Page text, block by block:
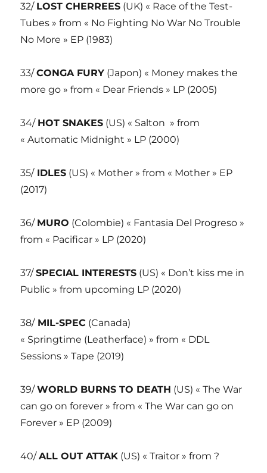
32/ LOST CHERREES (UK) « Race of the Test-
Tubes » from « No Fighting No War No Trouble
No More » EP (1983)
33/CONGA FURY (Japon) « Money makes the
more go » from « Dear Friends » LP (2005)
34/ HOT SNAKES (US) « Salton » from
« Automatic Midnight » LP (2000)
35/IDLES (US) « Mother » from « Mother » EP
(2017)
36/ MURO (Colombie) « Fantasia Del Progreso »
from « Pacificar » LP (2020)
37/SPECIAL INTERESTS (US) « Don’t kiss me in
Public » from upcoming LP (2020)
38/MIL-SPEC (Canada)
« Springtime (Leatherface) » from « DDL
Sessions » Tape (2019)
39/WORLD BURNS TO DEATH (US) « The War
can go on forever » from « The War can go on
Forever » EP (2009)
40/ALL OUT ATTAK (US) « Traitor » from ?